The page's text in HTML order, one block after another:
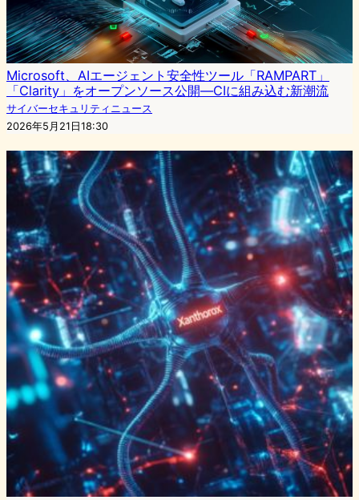
Microsoft、AIエージェント安全性ツール「RAMPART」
「Clarity」をオープンソース公開—CIに組み込む新潮流
サイバーセキュリティニュース
2026年5月21日18:30